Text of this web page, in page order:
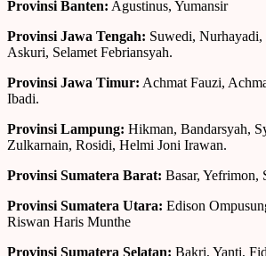
Provinsi Banten: Agustinus, Yumansir
Provinsi Jawa Tengah: Suwedi, Nurhayadi,
Askuri, Selamet Febriansyah.
Provinsi Jawa Timur: Achmat Fauzi,
Ibadi.
Provinsi Lampung: Hikman, Bandarsyah,
Zulkarnain, Rosidi, Helmi Joni Irawan.
Provinsi Sumatera Barat: Basar, Yefrimon,
Provinsi Sumatera Utara: Edison
Riswan Haris Munthe
Provinsi Sumatera Selatan: Bakri, Yanti,